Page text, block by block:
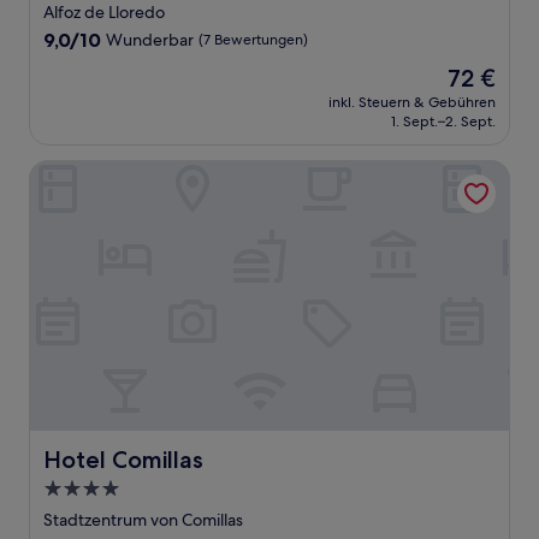
Sterne-
Unterkunft
Alfoz de Lloredo
9.0
9,0/10 Wunderbar (7 Bewertungen)
Der
Preis
beträgt
72 €
inkl. Steuern & Gebühren
1. Sept.–2. Sept.
Hotel Comillas
Hotel Comillas
4.0-
Sterne-
Stadtzentrum von Comillas